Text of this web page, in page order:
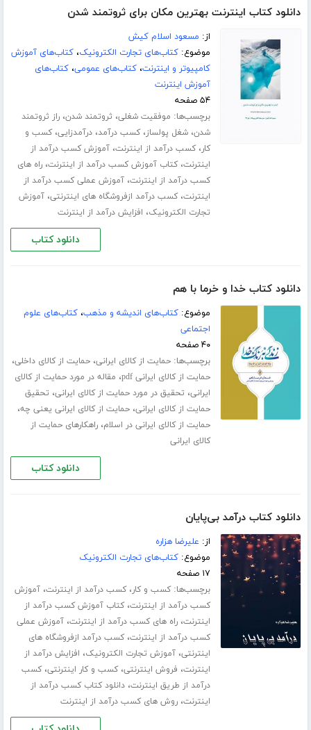
دانلود کتاب اینترنت بهترین مکان برای ثروتمند شدن
از: مسعود اسلام کیش
موضوع:کتاب‌های تجارت الکترونیک،کتاب‌های آموزش
کامپیوتر و اینترنت،کتاب‌های عمومی،کتاب‌های
آموزش اینترنت
۵۴ صفحه
برچسب‌ها: موفقیت شغلی، ثروتمند شدن،راز ثروتمند
شدن،شغل پولساز،کسب درآمد،درآمدزایی،کسب و
کار،کسب درآمد از اینترنت،آموزش کسب درآمد از
اینترنت،کتاب آموزش کسب درآمد از اینترنت،راه های
کسب درآمد از اینترنت،آموزش عملی کسب درآمد از
اینترنت،کسب درآمد ازفروشگاه های اینترنتی،آموزش
تجارت الکترونیک، افزایش درآمد از اینترنت
دانلود کتاب
دانلود کتاب خدا و خرما با هم
موضوع:کتاب‌های اندیشه و مذهب،کتاب‌های علوم
اجتماعی
۴۰ صفحه
برچسب‌ها:حمایت از کالای ایرانی،حمایت از کالای داخلی،
حمایت از کالای ایرانی pdf ، مقاله در مورد حمایت از کالای
ایرانی، تحقیق در مورد حمایت از کالای ایرانی، تحقیق
حمایت از کالای ایرانی،حمایت از کالای ایرانی یعنی چه،
حمایت از کالای ایرانی در اسلام،راهکارهای حمایت از
کالای ایرانی
دانلود کتاب
دانلود کتاب درآمد بی‌پایان
از: علیرضا هزاره
موضوع:کتاب‌های تجارت الکترونیک
۱۷ صفحه
برچسب‌ها:کسب و کار،کسب درآمد از اینترنت،آموزش
کسب درآمد از اینترنت،کتاب آموزش کسب درآمد از
اینترنت،راه های کسب درآمد از اینترنت،آموزش عملی
کسب درآمد از اینترنت،کسب درآمد ازفروشگاه های
اینترنتی،آموزش تجارت الکترونیک، افزایش درآمد از
اینترنت، فروش اینترنتی،کسب و کار اینترنتی،کسب
درآمد از طریق اینترنت،دانلود کتاب کسب درآمد از
اینترنت،روش های کسب درآمد از اینترنت